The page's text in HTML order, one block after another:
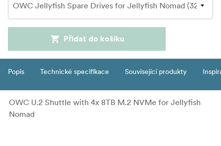
Přidat do košíku
Popis Technické specifikace Související produkty
OWC U.2 Shuttle with 4x 8TB M.2 NVMe for Jellyfish
Nomad